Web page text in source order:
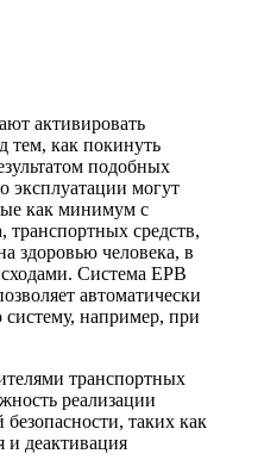
активировать
тем, как покинуть
подобных
эксплуатации могут
как минимум с
средств,
здоровью человека, в
Система EPB
автоматически
систему, например, при
транспортных
реализации
таких как
и деактивация